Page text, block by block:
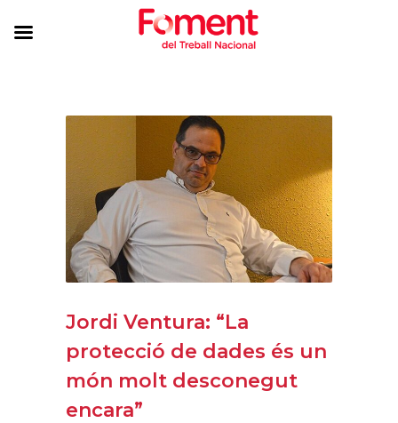
Jordi Ventura: “La
protecció de dades és un
món molt desconegut
encara”